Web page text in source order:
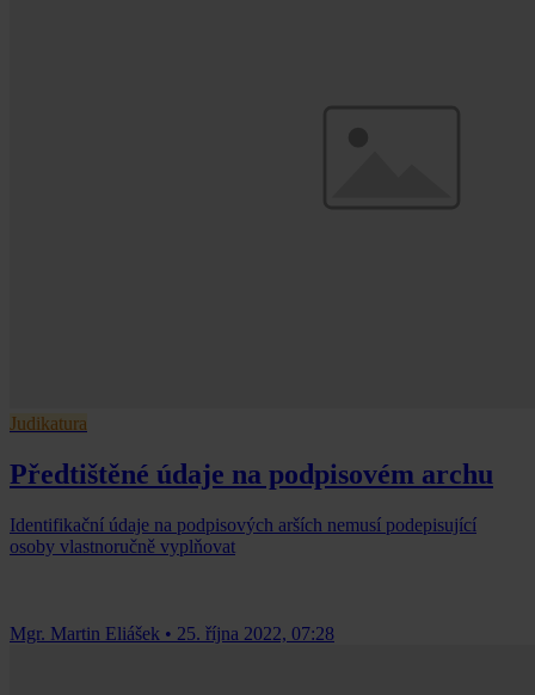
Judikatura
Předtištěné údaje na podpisovém archu
Identifikační údaje na podpisových arších nemusí podepisující
osoby vlastnoručně vyplňovat
Mgr. Martin Eliášek • 25. října 2022, 07:28